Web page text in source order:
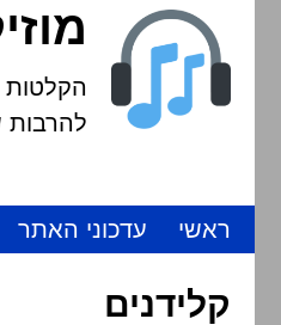
הקלטות
להרבות
ראשי עדכוני האתר
קלידנים